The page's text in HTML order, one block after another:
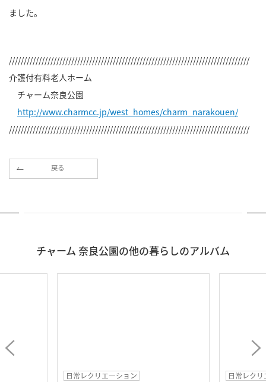
ました。
/////////////////////////////////////////////////////////////////////////////////
介護付有料老人ホーム
チャーム奈良公園
http://www.charmcc.jp/west_homes/charm_narakouen/
/////////////////////////////////////////////////////////////////////////////////
戻る
チャーム 奈良公園の他の暮らしのアルバム
日常レクリエ―ション
日常レク